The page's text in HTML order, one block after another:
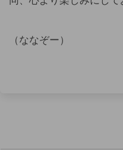
（ななぞー）